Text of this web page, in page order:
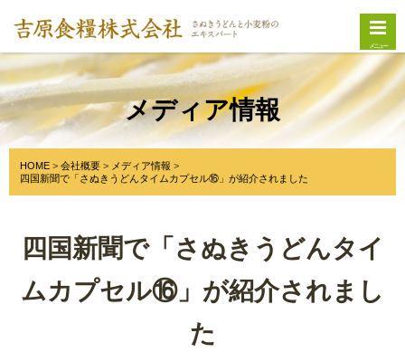
メニュー
メディア情報
HOME 会社概要
メディア情報
四国新聞で「さぬきうどんタイムカプセル⑯」が紹介されました
四国新聞で「さぬきうどんタイ
ムカプセル⑯」が紹介されまし
た